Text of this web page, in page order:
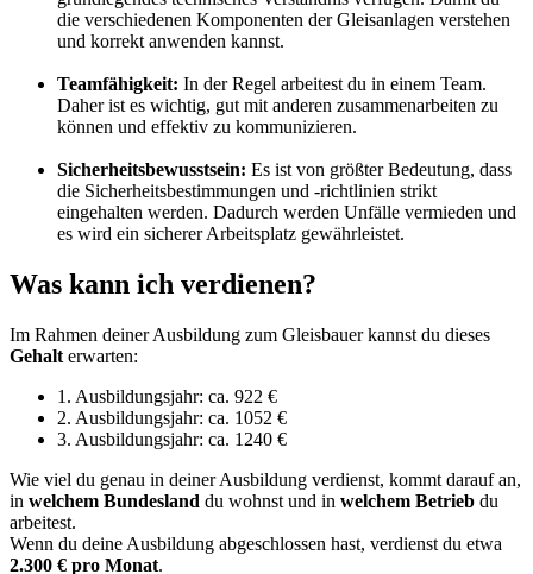
die verschiedenen Komponenten der Gleisanlagen verstehen
und korrekt anwenden kannst.
Teamfähigkeit: In der Regel arbeitest du in einem Team.
Daher ist es wichtig, gut mit anderen zusammenarbeiten zu
können und effektiv zu kommunizieren.
Sicherheitsbewusstsein: Es ist von größter Bedeutung, dass
die Sicherheitsbestimmungen und -richtlinien strikt
eingehalten werden. Dadurch werden Unfälle vermieden und
es wird ein sicherer Arbeitsplatz gewährleistet.
Was kann ich verdienen?
Im Rahmen deiner Ausbildung zum Gleisbauer kannst du dieses
Gehalt erwarten:
1. Ausbildungsjahr: ca. 922 €
2. Ausbildungsjahr: ca. 1052 €
3. Ausbildungsjahr: ca. 1240 €
Wie viel du genau in deiner Ausbildung verdienst, kommt darauf an,
in welchem Bundesland du wohnst und in welchem Betrieb du
arbeitest.
Wenn du deine Ausbildung abgeschlossen hast, verdienst du etwa
2.300 € pro Monat.